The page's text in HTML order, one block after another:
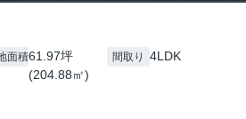
面積61.97坪
(204.88㎡)
間取り 4LDK